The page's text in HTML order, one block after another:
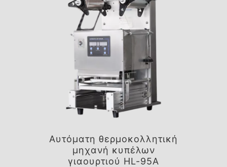
Αυτόματη θερμοκολλητική
μηχανή κυπέλων
γιαουρτιού HL-95A